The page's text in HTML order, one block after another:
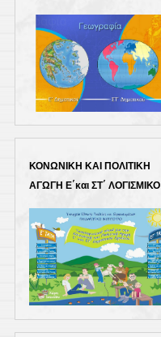
ΚΟΝΩΝΙΚΗ ΚΑΙ ΠΟΛΙΤΙΚΗ
ΑΓΩΓΗ Ε΄και ΣΤ΄ ΛΟΓΙΣΜΙΚΟ